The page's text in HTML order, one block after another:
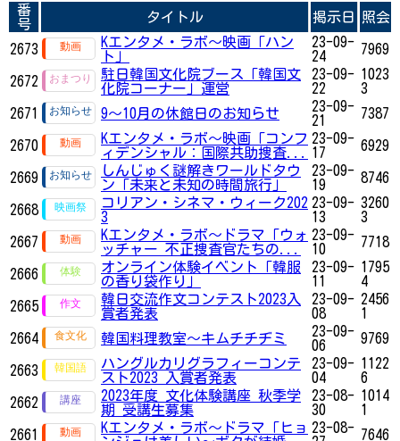
番
号
タイトル 掲示日 照会
2673
Kエンタメ・ラボ～映画「ハン
ト」
23-09-
24
7969
2672
駐日韓国文化院ブース「韓国文
化院コーナー」運営
23-09-
22
1023
3
2671
9～10月の休館日のお知らせ
23-09-
21
7387
2670
Kエンタメ・ラボ～映画「コンフ
ィデンシャル：国際共助捜査...
23-09-
17
6929
2669
しんじゅく謎解きワールドタウ
ン「未来と未知の時間旅行」
23-09-
19
8746
2668
コリアン・シネマ・ウィーク202
3
23-09-
13
3260
3
2667
Kエンタメ・ラボ～ドラマ「ウォ
ッチャー 不正捜査官たちの...
23-09-
10
7718
2666
オンライン体験イベント「韓服
の香り袋作り」
23-09-
11
1795
4
2665
韓日交流作文コンテスト2023入
賞者発表
23-09-
08
2456
1
2664
韓国料理教室～キムチチヂミ
23-09-
06
9769
2663
ハングルカリグラフィーコンテ
スト2023 入賞者発表
23-09-
04
1122
6
2662
2023年度 文化体験講座 秋季学
期 受講生募集
23-08-
30
1014
1
2661
Kエンタメ・ラボ～ドラマ「ヒョ 23-08- 7646